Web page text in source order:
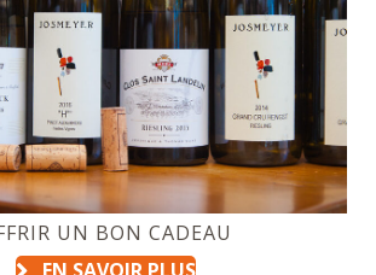
UN BON CADEAU